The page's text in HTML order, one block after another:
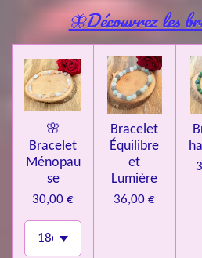
🦋Découvrez les
🌸
Bracelet
Ménopau
se
30,00 €
Bracelet
Équilibre
et
Lumière
36,00 €